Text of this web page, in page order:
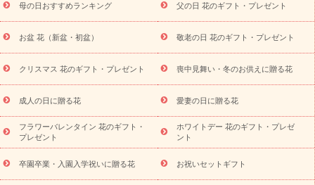
供え・お悔やみ商品一覧
お供え・お悔やみの花
四十九日法要以
お供え プリザーブドフラワー
ペットのお供えフラワー
お盆（新
盆・初盆）
その他 お祝い返し お見舞い
お取り寄せギフト
ビジネス用
ご自宅用 観葉植物 ミディ胡蝶蘭
プリザーブ
ドフラワー
スタイルから探す アレンジメント 花束
スタ
ンド花
お祝い お供え・お悔やみ 胡蝶蘭 胡蝶蘭・花鉢
ディ胡蝶蘭・お祝い
ミディ胡蝶蘭・お供え
世界初の青色胡蝶蘭
観葉植物
観葉植物 産直多肉植物
プリザーブドフラワー
お祝い
お供え・お悔やみ 花とセットギフト
セミオーダー
プチギフト（hanamore -ハナモア-）
花とみどりのeギフト
キューピットのeGfit
カラー ピンク イエローオレンジ
レッ
母の日おすすめランキング 父の日 花のギフト・プレゼント
お盆 花（新盆・初盆） 敬老の日 花のギフト・プレゼント
クリスマス 花のギフト・プレゼント 喪中見舞い・冬のお供えに贈る花
成人の日に贈る花 愛妻の日に贈る花
フラワーバレンタイン 花のギフト・
プレゼント
ホワイトデー 花のギフト・プレゼ
ント
卒園卒業・入園入学祝いに贈る花 お祝いセットギフト